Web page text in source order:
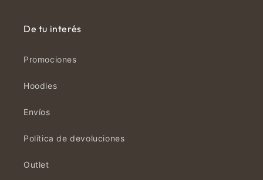
De tu interés
Promociones
Hoodies
Envíos
Política de devoluciones
Outlet